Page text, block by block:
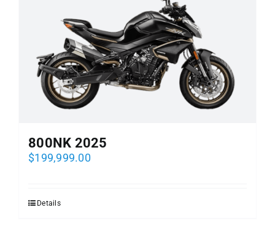
EVENTOS DE ADJUDICACION
PREGUNTAS FRECUENTES
COTIZA AHORA
800NK 2025
$199,999.00
Details